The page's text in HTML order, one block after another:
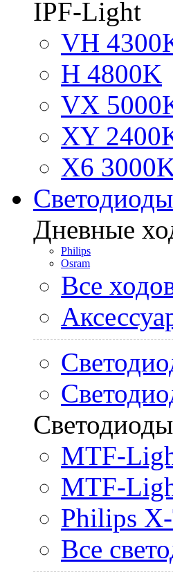
IPF-Light
VH
H 4800K
VX
XY
X6
Светодиоды
Дневные
Philips
Osram
Все
MTF-
MTF-
Philips
Все